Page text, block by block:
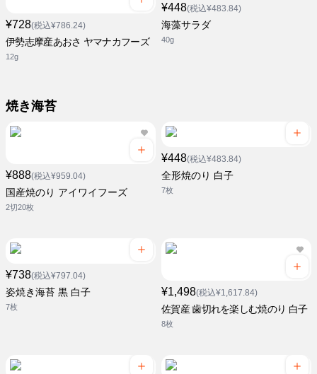
¥728(税込¥786.24)
伊勢志摩産あおさ ヤマナカフーズ
12g
¥448(税込¥483.84)
海藻サラダ
40g
焼き海苔
¥888(税込¥959.04)
国産焼のり アイワイフーズ
2切20枚
¥448(税込¥483.84)
全形焼のり 白子
7枚
¥738(税込¥797.04)
姿焼き海苔 黒 白子
7枚
¥1,498(税込¥1,617.84)
佐賀産 歯切れを楽しむ焼のり 白子
8枚